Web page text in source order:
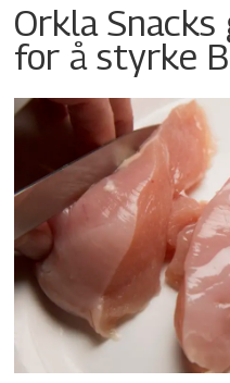
Orkla
for å styrke